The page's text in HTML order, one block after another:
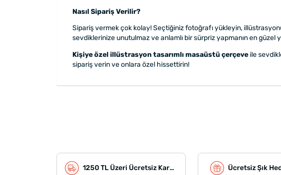
Nasıl Sipariş Verilir?
Sipariş vermek çok kolay! Seçtiğiniz fotoğrafı yükleyin,
sevdiklerinize unutulmaz ve anlamlı bir sürpriz yapmanın en güzel
Kişiye özel illüstrasyon tasarımlı masaüstü çerçeve ile
sipariş verin ve onlara özel hissettirin!
1250 TL Üzeri Ücretsiz Kargo Ücretsiz Şık